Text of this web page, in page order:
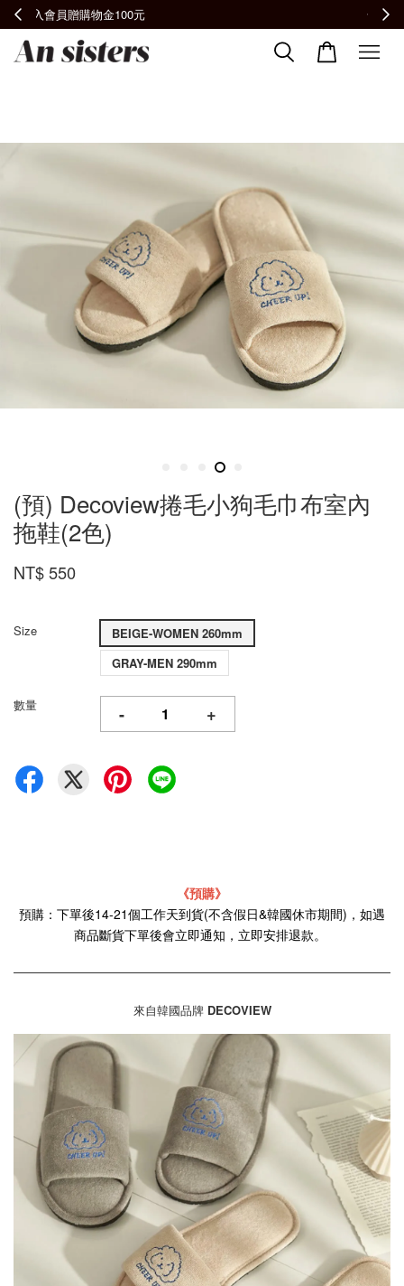
(預) Decoview捲毛小狗毛巾布室內
拖鞋(2色)
NT$ 550
Size
BEIGE-WOMEN 260mm
GRAY-MEN 290mm
數量 - +
《預購》
預購：下單後14-21個工作天到貨(不含假日&韓國休市期間)，如遇
商品斷貨下單後會立即通知，立即安排退款。
來自韓國品牌 DECOVIEW